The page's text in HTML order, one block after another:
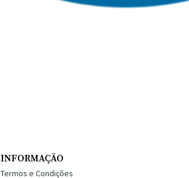
INFORMAÇÃO
Termos e Condições